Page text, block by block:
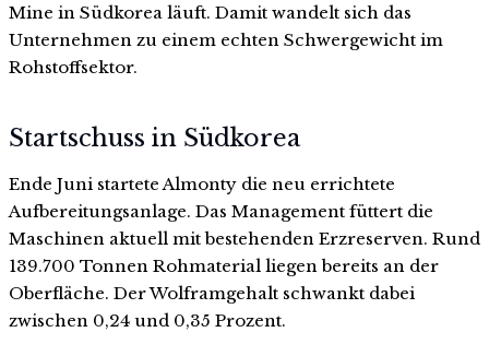
Mine in Südkorea läuft. Damit wandelt sich das
Unternehmen zu einem echten Schwergewicht im
Rohstoffsektor.
Startschuss in Südkorea
Ende Juni startete Almonty die neu errichtete
Aufbereitungsanlage. Das Management füttert die
Maschinen aktuell mit bestehenden Erzreserven. Rund
139.700 Tonnen Rohmaterial liegen bereits an der
Oberfläche. Der Wolframgehalt schwankt dabei
zwischen 0,24 und 0,35 Prozent.